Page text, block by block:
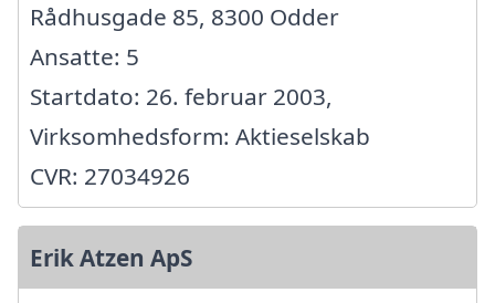
Rådhusgade 85, 8300 Odder
Ansatte: 5
Startdato: 26. februar 2003,
Virksomhedsform: Aktieselskab
CVR: 27034926
Erik Atzen ApS